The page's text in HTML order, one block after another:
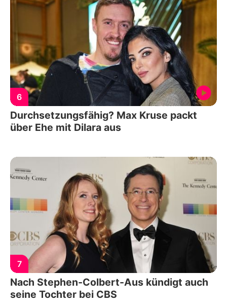
6
Durchsetzungsfähig? Max Kruse packt
über Ehe mit Dilara aus
7
Nach Stephen-Colbert-Aus kündigt auch
seine Tochter bei CBS